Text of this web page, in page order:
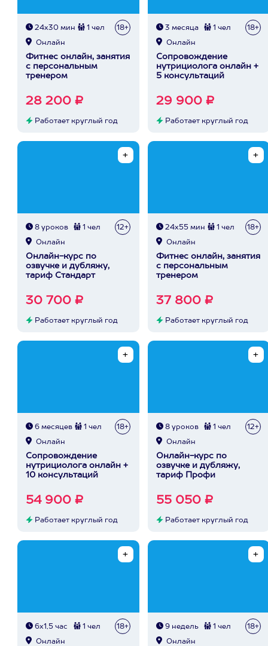
24х30 мин 1 чел 18+
Онлайн
Фитнес онлайн, занятия
с персональным
тренером
28 200 ₽
Работает круглый год
3 месяца 1 чел 18+
Онлайн
Сопровождение
нутрициолога онлайн +
5 консультаций
29 900 ₽
Работает круглый год
8 уроков 1 чел 12+
Онлайн
Онлайн-курс по
озвучке и дубляжу,
тариф Стандарт
30 700 ₽
Работает круглый год
24х55 мин 1 чел 18+
Онлайн
Фитнес онлайн, занятия
с персональным
тренером
37 800 ₽
Работает круглый год
6 месяцев 1 чел 18+
Онлайн
Сопровождение
нутрициолога онлайн +
10 консультаций
54 900 ₽
Работает круглый год
8 уроков 1 чел 12+
Онлайн
Онлайн-курс по
озвучке и дубляжу,
тариф Профи
55 050 ₽
Работает круглый год
6х1,5 час 1 чел 18+
Онлайн
9 недель 1 чел 18+
Онлайн